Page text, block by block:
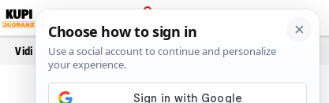
PRIJAVA
Vidi još…